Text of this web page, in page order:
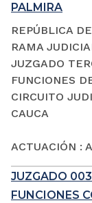
PALMIRA
REPÚBLICA
RAMA
JUZGADO
FUNCIONES
CIRCUITO
CAUCA
ACTUACIÓN :
JUZGADO
FUNCIONES